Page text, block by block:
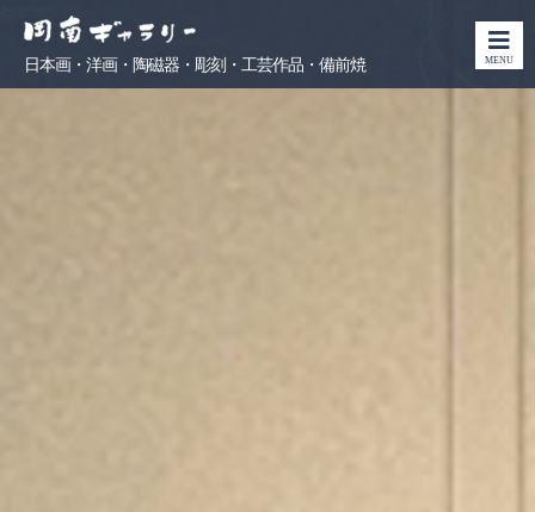
日本画・洋画・陶磁器・彫刻・工芸作品・備前焼 MENU